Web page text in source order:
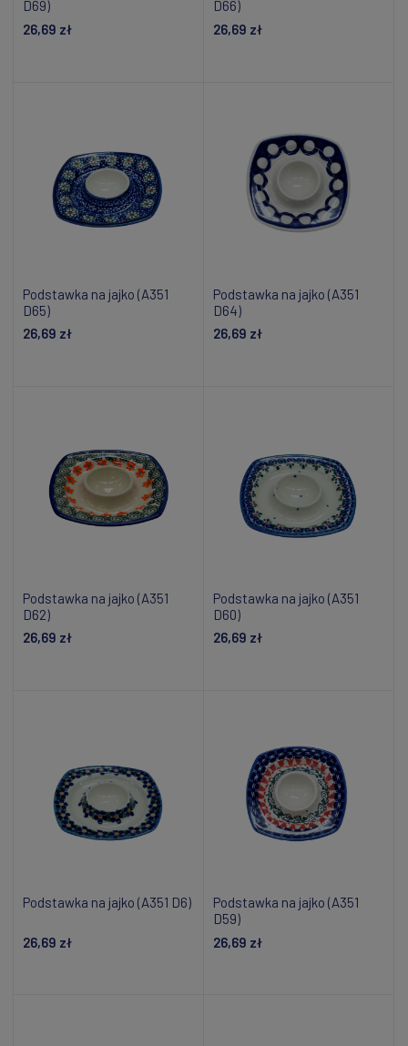
D69)
26,69 zł
D66)
26,69 zł
Podstawka na jajko (A351
D65)
26,69 zł
Podstawka na jajko (A351
D64)
26,69 zł
Podstawka na jajko (A351
D62)
26,69 zł
Podstawka na jajko (A351
D60)
26,69 zł
Podstawka na jajko (A351 D6)
26,69 zł
Podstawka na jajko (A351
D59)
26,69 zł